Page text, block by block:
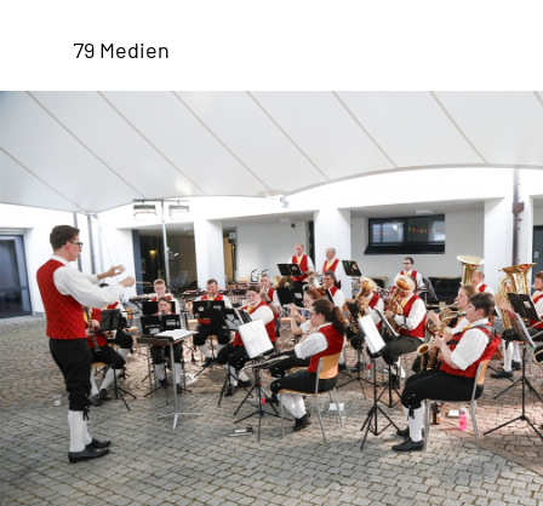
79 Medien